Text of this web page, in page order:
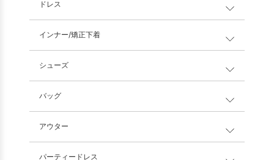
ドレス
インナー/矯正下着
シューズ
バッグ
アウター
パーティードレス